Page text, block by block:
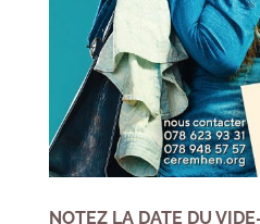
NOTEZ LA DATE DU